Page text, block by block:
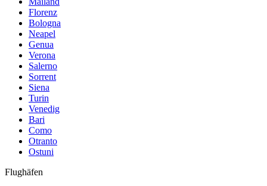
Florenz
Bologna
Neapel
Genua
Verona
Salerno
Sorrent
Siena
Turin
Venedig
Bari
Como
Otranto
Ostuni
Flughäfen